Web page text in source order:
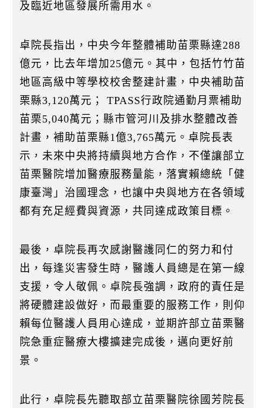
及臨近地區發展所需用水。
卓院長指出，中央今年整體補助苗栗縣達288
億元，比去年增加25億元。其中，包括竹竹苗
地區高級中等學校校舍整建計畫，中央補助苗
栗縣3,120萬元； TPASS行政院通勤月票補助
苗栗5,040萬元；縣市管河川及排水整體改善
計畫，補助苗栗縣1億3,765萬元。卓院長表
示，未來中央將持續與地方合作，不僅讓部立
苗栗醫院增加醫療服務量能，落實賴總統「健
康臺灣」治國理念，也讓中央與地方在各領域
都有充足經費與資源，共同達成政策目標。
最後，卓院長再次感謝醫護同仁的努力和付
出，每逢災害發生時，醫護人員總是在第一線
支援，令人敬佩。卓院長強調，政府的責任是
將硬體建設做好，而最重要的服務工作，則仰
賴每位醫護人員用心達成，並期許部立苗栗醫
院急重症醫療大樓擴建完成後，邁向更好前
景。
此行，卓院長先聽取部立苗栗醫院徐國芳院長